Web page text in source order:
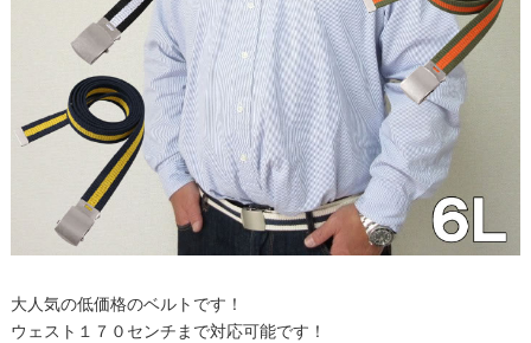
大人気の低価格のベルトです！
ウェスト１７０センチまで対応可能です！